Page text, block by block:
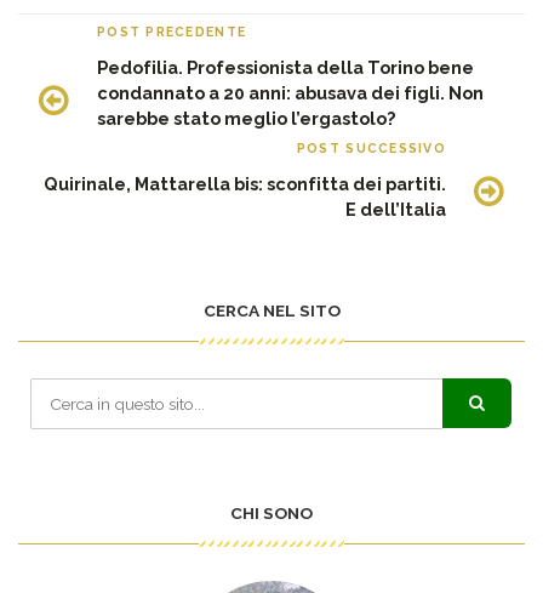
POST PRECEDENTE
Pedofilia. Professionista della Torino bene
condannato a 20 anni: abusava dei figli. Non
sarebbe stato meglio l’ergastolo?
POST SUCCESSIVO
Quirinale, Mattarella bis: sconfitta dei partiti.
E dell’Italia
CERCA NEL SITO
CHI SONO